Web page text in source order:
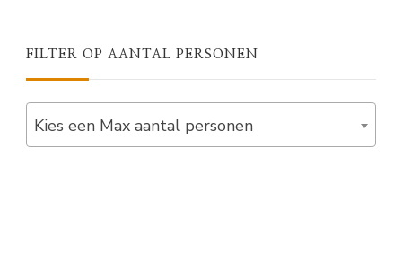
FILTER OP AANTAL PERSONEN
Kies een Max aantal personen